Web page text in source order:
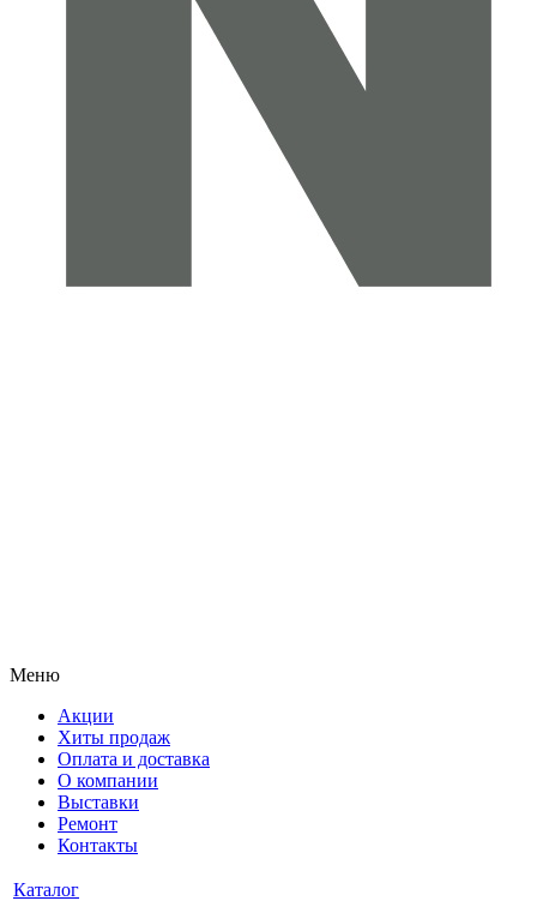
Меню
Акции
Хиты продаж
Оплата и доставка
О компании
Выставки
Ремонт
Контакты
Каталог